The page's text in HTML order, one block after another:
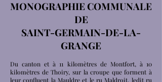
MONOGRAPHIE COMMUNALE
DE
SAINT-GERMAIN-DE-LA-
GRANGE
Du canton et à 11 kilomètres de Montfort, à 10
kilomètres de Thoiry, sur la croupe que forment à
leur confluent la Mauldre et le ru Maldroit, ledit ru